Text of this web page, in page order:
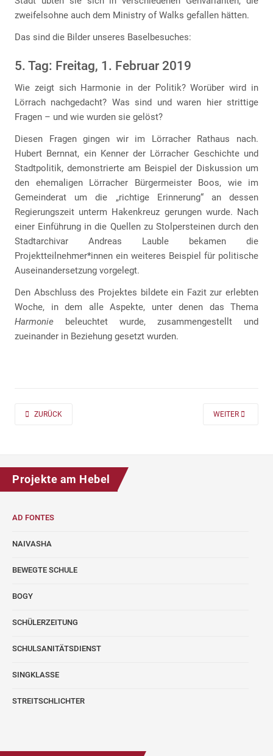
zweifelsohne auch dem Ministry of Walks gefallen hätten.
Das sind die Bilder unseres Baselbesuches:
5. Tag: Freitag, 1. Februar 2019
Wie zeigt sich Harmonie in der Politik? Worüber wird in
Lörrach nachgedacht? Was sind und waren hier strittige
Fragen – und wie wurden sie gelöst?
Diesen Fragen gingen wir im Lörracher Rathaus nach.
Hubert Bernnat, ein Kenner der Lörracher Geschichte und
Stadtpolitik, demonstrierte am Beispiel der Diskussion um
den ehemaligen Lörracher Bürgermeister Boos, wie im
Gemeinderat um die „richtige Erinnerung“ an dessen
Regierungszeit unterm Hakenkreuz gerungen wurde. Nach
einer Einführung in die Quellen zu Stolpersteinen durch den
Stadtarchivar Andreas Lauble bekamen die
Projektteilnehmer*innen ein weiteres Beispiel für politische
Auseinandersetzung vorgelegt.
Den Abschluss des Projektes bildete ein Fazit zur erlebten
Woche, in dem alle Aspekte, unter denen das Thema
Harmonie beleuchtet wurde, zusammengestellt und
zueinander in Beziehung gesetzt wurden.
PREVIOUS ARTICLE: AD FONTES 2019/20 „MASS“ FÜR DIE KLASSEN 7
ZURÜCK NEXT ARTICLE:
WEITER
Projekte am Hebel
AD FONTES
NAIVASHA
BEWEGTE SCHULE
BOGY
SCHÜLERZEITUNG
SCHULSANITÄTSDIENST
SINGKLASSE
STREITSCHLICHTER